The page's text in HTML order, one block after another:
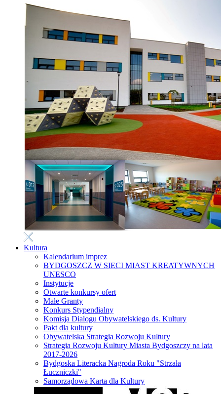
Kultura
Kalendarium imprez
BYDGOSZCZ W SIECI MIAST KREATYWNYCH
UNESCO
Instytucje
Otwarte konkursy ofert
Małe Granty
Konkurs Stypendialny
Komisja Dialogu Obywatelskiego ds. Kultury
Pakt dla kultury
Obywatelska Strategia Rozwoju Kultury
Strategia Rozwoju Kultury Miasta Bydgoszczy na lata
2017-2026
Bydgoska Literacka Nagroda Roku "Strzała
Łuczniczki"
Samorządowa Karta dla Kultury